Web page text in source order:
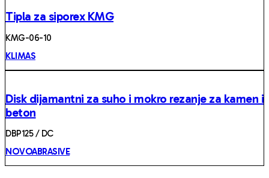
Tipla za siporex KMG
KMG-06-10
KLIMAS
Disk dijamantni za suho i mokro rezanje za kamen i
beton
DBP125 / DC
NOVOABRASIVE